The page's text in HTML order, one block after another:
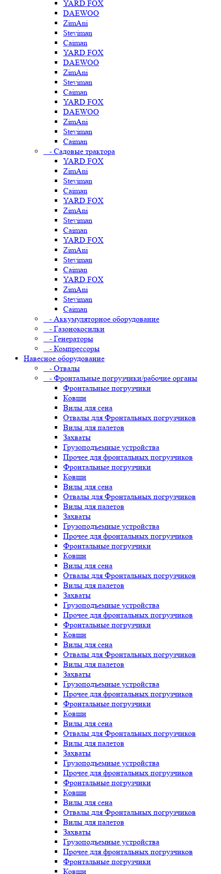
YARD FOX
DAEWOO
ZimAni
Steviman
Caiman
YARD FOX
DAEWOO
ZimAni
Steviman
Caiman
YARD FOX
DAEWOO
ZimAni
Steviman
Caiman
- Садовые трактора
YARD FOX
ZimAni
Steviman
Caiman
YARD FOX
ZimAni
Steviman
Caiman
YARD FOX
ZimAni
Steviman
Caiman
YARD FOX
ZimAni
Steviman
Caiman
- Аккумуляторное оборудование
- Газонокосилки
- Генераторы
- Компрессоры
Навесное оборудование
- Отвалы
- Фронтальные погрузчики/рабочие органы
Фронтальные погрузчики
Ковши
Вилы для сена
Отвалы для Фронтальных погрузчиков
Вилы для палетов
Захваты
Грузоподъемные устройства
Прочее для фронтальных погрузчиков
Фронтальные погрузчики
Ковши
Вилы для сена
Отвалы для Фронтальных погрузчиков
Вилы для палетов
Захваты
Грузоподъемные устройства
Прочее для фронтальных погрузчиков
Фронтальные погрузчики
Ковши
Вилы для сена
Отвалы для Фронтальных погрузчиков
Вилы для палетов
Захваты
Грузоподъемные устройства
Прочее для фронтальных погрузчиков
Фронтальные погрузчики
Ковши
Вилы для сена
Отвалы для Фронтальных погрузчиков
Вилы для палетов
Захваты
Грузоподъемные устройства
Прочее для фронтальных погрузчиков
Фронтальные погрузчики
Ковши
Вилы для сена
Отвалы для Фронтальных погрузчиков
Вилы для палетов
Захваты
Грузоподъемные устройства
Прочее для фронтальных погрузчиков
Фронтальные погрузчики
Ковши
Вилы для сена
Отвалы для Фронтальных погрузчиков
Вилы для палетов
Захваты
Грузоподъемные устройства
Прочее для фронтальных погрузчиков
Фронтальные погрузчики
Ковши